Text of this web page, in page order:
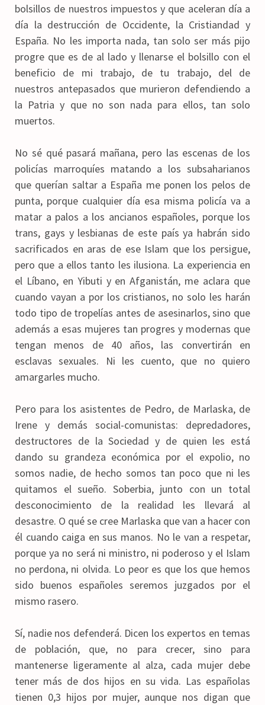
bolsillos de nuestros impuestos y que aceleran día a
día la destrucción de Occidente, la Cristiandad y
España. No les importa nada, tan solo ser más pijo
progre que es de al lado y llenarse el bolsillo con el
beneficio de mi trabajo, de tu trabajo, del de
nuestros antepasados que murieron defendiendo a
la Patria y que no son nada para ellos, tan solo
muertos.
No sé qué pasará mañana, pero las escenas de los
policías marroquíes matando a los subsaharianos
que querían saltar a España me ponen los pelos de
punta, porque cualquier día esa misma policía va a
matar a palos a los ancianos españoles, porque los
trans, gays y lesbianas de este país ya habrán sido
sacrificados en aras de ese Islam que los persigue,
pero que a ellos tanto les ilusiona. La experiencia en
el Líbano, en Yibuti y en Afganistán, me aclara que
cuando vayan a por los cristianos, no solo les harán
todo tipo de tropelías antes de asesinarlos, sino que
además a esas mujeres tan progres y modernas que
tengan menos de 40 años, las convertirán en
esclavas sexuales. Ni les cuento, que no quiero
amargarles mucho.
Pero para los asistentes de Pedro, de Marlaska, de
Irene y demás social-comunistas: depredadores,
destructores de la Sociedad y de quien les está
dando su grandeza económica por el expolio, no
somos nadie, de hecho somos tan poco que ni les
quitamos el sueño. Soberbia, junto con un total
desconocimiento de la realidad les llevará al
desastre. O qué se cree Marlaska que van a hacer con
él cuando caiga en sus manos. No le van a respetar,
porque ya no será ni ministro, ni poderoso y el Islam
no perdona, ni olvida. Lo peor es que los que hemos
sido buenos españoles seremos juzgados por el
mismo rasero.
Sí, nadie nos defenderá. Dicen los expertos en temas
de población, que, no para crecer, sino para
mantenerse ligeramente al alza, cada mujer debe
tener más de dos hijos en su vida. Las españolas
tienen 0,3 hijos por mujer, aunque nos digan que